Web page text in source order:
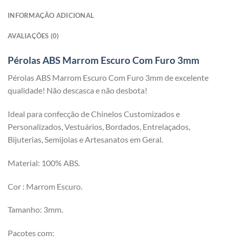
INFORMAÇÃO ADICIONAL
AVALIAÇÕES (0)
Pérolas ABS Marrom Escuro Com Furo 3mm
Pérolas ABS Marrom Escuro Com Furo 3mm de excelente
qualidade! Não descasca e não desbota!
Ideal para confecção de Chinelos Customizados e
Personalizados, Vestuários, Bordados, Entrelaçados,
Bijuterias, Semijoias e Artesanatos em Geral.
Material: 100% ABS.
Cor : Marrom Escuro.
Tamanho: 3mm.
Pacotes com: